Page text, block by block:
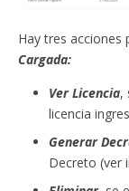
Hay tres acciones
Cargada:
Ver Licencia,
licencia
Generar
Decreto (ver